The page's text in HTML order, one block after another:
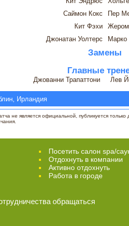
Саймон Кокс
Пер
Кит Фэхи
Жером
Джонатан Уолтерс
Марко
Замены
Главные
Джованни Трапаттони Лев
Ирландия
не является официальной, публикуется только
Посетить салон spa/
Отдохнуть в компании
Активно отдохнуть
Работа в городе
обращаться